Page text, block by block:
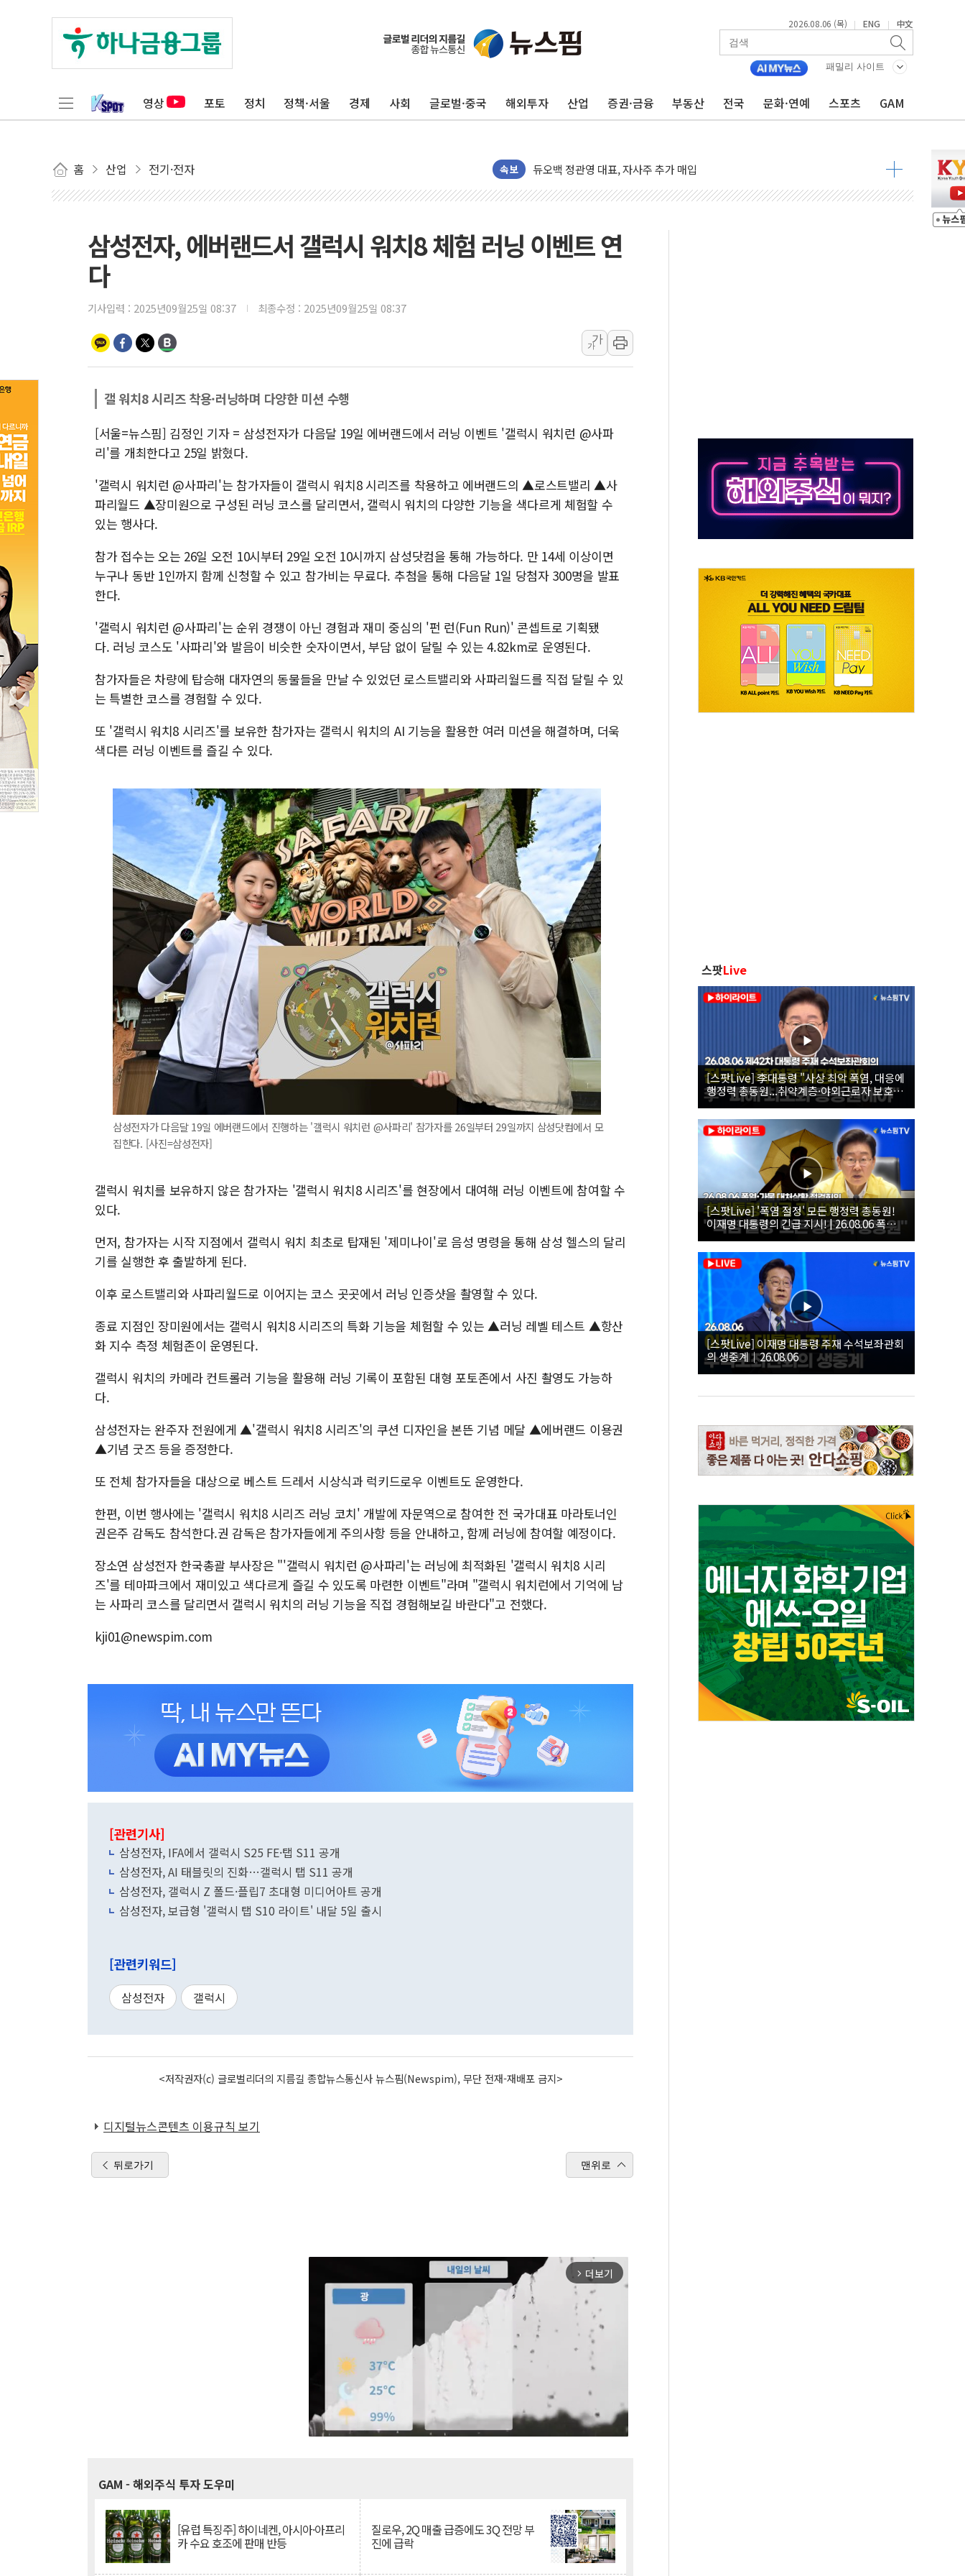
2026.08.06 (목) | ENG | 中文
패밀리 사이트
영상 포토 정치 정책·서울 경제 사회 글로벌·중국 해외투자 산업 증권·금융 부동산 전국 문화·연예 스포츠 GAM
홈 산업 전기·전자 속보
유인우주선 달 착륙지 선정 밑그림, 중국 全月 1대 5백만 지질도 완성
듀오백 정관영 대표, 자사주 추가 매입
BGF리테일, 2분기 영업익 849억원…전년 比 22.3%↑
포스코, 희귀가스 사업 항공우주·방산으로 넓힌다
진원생명과학, '코로나19 DNA 백신 플랫폼' 美 특허 확보
딥시크, AI 서비스 가격 대대적 인상 계획...업계 파장 예고
CJ프레시웨이, 2분기 영업익 14.2% 감소…"온라인 사업으로 성장"
KCC, 실적은 주춤했지만…'매출 절반' 실리콘 반등에 하반기 기대
정점식 "사관학교 통합 정치 프레임에 졸속 추진…'잼데믹' 안보까지 몰고 와"
장동혁 "李대통령 재판 재개해야 여론조사 51.9%…그것이 국민의 뜻"
日, 아키타에 일본 최대 규모의 AI 데이터센터 건설 추진
[종합] 李대통령 "취약계층 안부에 AI 활용…이주노동자 폭염 방치, 국격 훼손"
트럼프, 워시 연준의장과 수시 통화…독립성 논란 재점화
삼성전자, 에버랜드서 갤럭시 워치8 체험 러닝 이벤트 연
다
기사입력 : 2025년09월25일 08:37 최종수정 : 2025년09월25일 08:37
가
가
갤 워치8 시리즈 착용·러닝하며 다양한 미션 수행
[서울=뉴스핌] 김정인 기자 = 삼성전자가 다음달 19일 에버랜드에서 러닝 이벤트 '갤럭시 워치런 @사파
리'를 개최한다고 25일 밝혔다.
'갤럭시 워치런 @사파리'는 참가자들이 갤럭시 워치8 시리즈를 착용하고 에버랜드의 ▲로스트밸리 ▲사
파리월드 ▲장미원으로 구성된 러닝 코스를 달리면서, 갤럭시 워치의 다양한 기능을 색다르게 체험할 수
있는 행사다.
참가 접수는 오는 26일 오전 10시부터 29일 오전 10시까지 삼성닷컴을 통해 가능하다. 만 14세 이상이면
누구나 동반 1인까지 함께 신청할 수 있고 참가비는 무료다. 추첨을 통해 다음달 1일 당첨자 300명을 발표
한다.
'갤럭시 워치런 @사파리'는 순위 경쟁이 아닌 경험과 재미 중심의 '펀 런(Fun Run)' 콘셉트로 기획됐
다. 러닝 코스도 '사파리'와 발음이 비슷한 숫자이면서, 부담 없이 달릴 수 있는 4.82km로 운영된다.
참가자들은 차량에 탑승해 대자연의 동물들을 만날 수 있었던 로스트밸리와 사파리월드를 직접 달릴 수 있
는 특별한 코스를 경험할 수 있다.
또 '갤럭시 워치8 시리즈'를 보유한 참가자는 갤럭시 워치의 AI 기능을 활용한 여러 미션을 해결하며, 더욱
색다른 러닝 이벤트를 즐길 수 있다.
삼성전자가 다음달 19일 에버랜드에서 진행하는 '갤럭시 워치런 @사파리' 참가자를 26일부터 29일까지 삼성닷컴에서 모
집한다. [사진=삼성전자]
갤럭시 워치를 보유하지 않은 참가자는 '갤럭시 워치8 시리즈'를 현장에서 대여해 러닝 이벤트에 참여할 수
있다.
먼저, 참가자는 시작 지점에서 갤럭시 워치 최초로 탑재된 '제미나이'로 음성 명령을 통해 삼성 헬스의 달리
기를 실행한 후 출발하게 된다.
이후 로스트밸리와 사파리월드로 이어지는 코스 곳곳에서 러닝 인증샷을 촬영할 수 있다.
종료 지점인 장미원에서는 갤럭시 워치8 시리즈의 특화 기능을 체험할 수 있는 ▲러닝 레벨 테스트 ▲항산
화 지수 측정 체험존이 운영된다.
갤럭시 워치의 카메라 컨트롤러 기능을 활용해 러닝 기록이 포함된 대형 포토존에서 사진 촬영도 가능하
다.
삼성전자는 완주자 전원에게 ▲'갤럭시 워치8 시리즈'의 쿠션 디자인을 본뜬 기념 메달 ▲에버랜드 이용권
▲기념 굿즈 등을 증정한다.
또 전체 참가자들을 대상으로 베스트 드레서 시상식과 럭키드로우 이벤트도 운영한다.
한편, 이번 행사에는 '갤럭시 워치8 시리즈 러닝 코치' 개발에 자문역으로 참여한 전 국가대표 마라토너인
권은주 감독도 참석한다.권 감독은 참가자들에게 주의사항 등을 안내하고, 함께 러닝에 참여할 예정이다.
장소연 삼성전자 한국총괄 부사장은 "'갤럭시 워치런 @사파리'는 러닝에 최적화된 '갤럭시 워치8 시리
즈'를 테마파크에서 재미있고 색다르게 즐길 수 있도록 마련한 이벤트"라며 "갤럭시 워치런에서 기억에 남
는 사파리 코스를 달리면서 갤럭시 워치의 러닝 기능을 직접 경험해보길 바란다"고 전했다.
kji01@newspim.com
[관련기사]
삼성전자, IFA에서 갤럭시 S25 FE·탭 S11 공개
삼성전자, AI 태블릿의 진화…갤럭시 탭 S11 공개
삼성전자, 갤럭시 Z 폴드·플립7 초대형 미디어아트 공개
삼성전자, 보급형 '갤럭시 탭 S10 라이트' 내달 5일 출시
[관련키워드]
삼성전자 갤럭시
<저작권자(c) 글로벌리더의 지름길 종합뉴스통신사 뉴스핌(Newspim), 무단 전재-재배포 금지>
디지털뉴스콘텐츠 이용규칙 보기
뒤로가기 맨위로
arrow_forward_ios 더보기
GAM - 해외주식 투자 도우미
[유럽 특징주] 하이네켄, 아시아·아프리
카 수요 호조에 판매 반등
질로우, 2Q 매출 급증에도 3Q 전망 부
진에 급락
스팟Live
[스팟Live] 李대통령 "사상 최악 폭염, 대응에
행정력 총동원...취약계층·야외근로자 보호에
힘써야"｜26.08.06 제42차 대통령 주재 수석
보좌관회의
[스팟Live] '폭염 절정' 모든 행정력 총동원!
이재명 대통령의 긴급 지시! | 26.08.06 폭염•
가뭄 대처상황 점검회의
[스팟Live] 이재명 대통령 주재 수석보좌관회
의 생중계｜26.08.06